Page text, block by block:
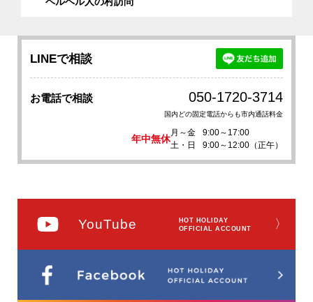
LINEで相談
お電話で相談 050-1720-3714
国内どの固定電話からも市内通話料金
年中無休
月～金
9:00～17:00
土・日
9:00～12:00（正午）
YouTube
HOT HOLIDAY
OFFICIAL ACCOUNT
〉